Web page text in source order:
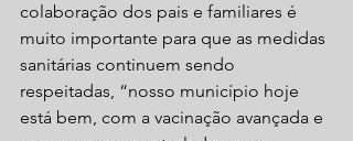
colaboração dos pais e familiares é
muito importante para que as medidas
sanitárias continuem sendo
respeitadas, “nosso município hoje
está bem, com a vacinação avançada e